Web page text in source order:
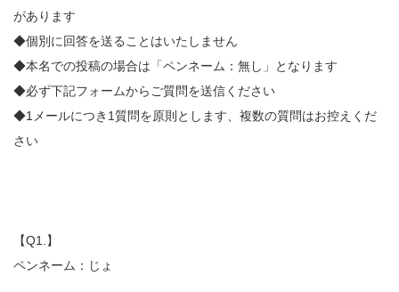
があります
◆個別に回答を送ることはいたしません
◆本名での投稿の場合は「ペンネーム：無し」となります
◆必ず下記フォームからご質問を送信ください
◆1メールにつき1質問を原則とします、複数の質問はお控えくだ
さい
【Q1.】
ペンネーム：じょ